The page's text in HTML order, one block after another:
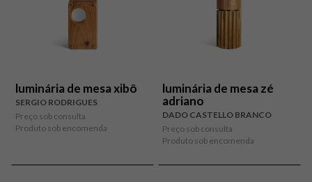
luminária de mesa xibô
SERGIO RODRIGUES
Preço sob consulta
Produto sob encomenda
luminária de mesa zé
adriano
DADO CASTELLO BRANCO
Preço sob consulta
Produto sob encomenda